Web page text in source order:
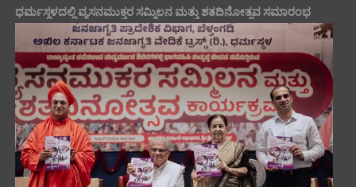
ಧರ್ಮಸ್ಥಳದಲ್ಲಿ ವ್ಯಸನಮುಕ್ತರ ಸಮ್ಮಿಲನ ಮತ್ತು ಶತದಿನೋತ್ಸವ ಸಮಾರಂಭ